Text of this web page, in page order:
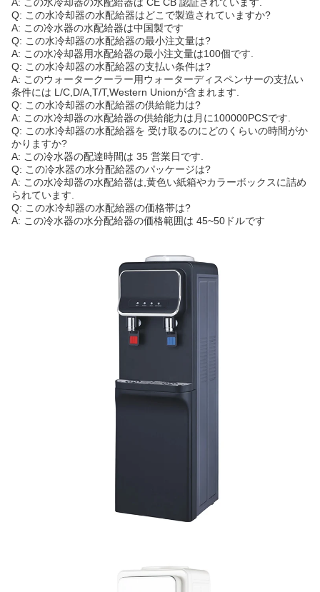
Q: この水冷却器の水配給器はどこで製造されていますか?
A: この冷水器の水配給器は中国製です
Q: この水冷却器の水配給器の最小注文量は?
A: この水冷却器用水配給器の最小注文量は100個です.
Q: この水冷却器の水配給器の支払い条件は?
A: このウォータークーラー用ウォーターディスペンサーの支払い
条件には L/C,D/A,T/T,Western Unionが含まれます.
Q: この水冷却器の水配給器の供給能力は?
A: この水冷却器の水配給器の供給能力は月に100000PCSです.
Q: この水冷却器の水配給器を 受け取るのにどのくらいの時間がか
かりますか?
A: この冷水器の配達時間は 35 営業日です.
Q: この冷水器の水分配給器のパッケージは?
A: この水冷却器の水配給器は,黄色い紙箱やカラーボックスに詰め
られています.
Q: この水冷却器の水配給器の価格帯は?
A: この冷水器の水分配給器の価格範囲は 45~50ドルです